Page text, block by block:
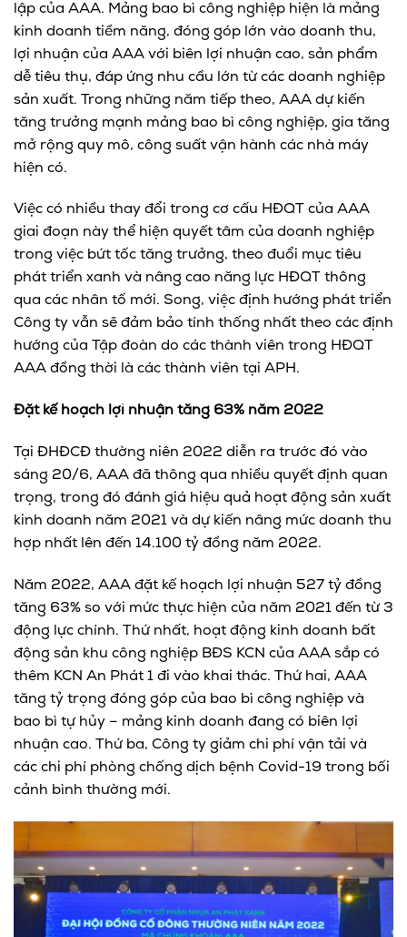
lập của AAA. Mảng bao bì công nghiệp hiện là mảng
kinh doanh tiềm năng, đóng góp lớn vào doanh thu,
lợi nhuận của AAA với biên lợi nhuận cao, sản phẩm
dễ tiêu thụ, đáp ứng nhu cầu lớn từ các doanh nghiệp
sản xuất. Trong những năm tiếp theo, AAA dự kiến
tăng trưởng mạnh mảng bao bì công nghiệp, gia tăng
mở rộng quy mô, công suất vận hành các nhà máy
hiện có.
Việc có nhiều thay đổi trong cơ cấu HĐQT của AAA
giai đoạn này thể hiện quyết tâm của doanh nghiệp
trong việc bứt tốc tăng trưởng, theo đuổi mục tiêu
phát triển xanh và nâng cao năng lực HĐQT thông
qua các nhân tố mới. Song, việc định hướng phát triển
Công ty vẫn sẽ đảm bảo tính thống nhất theo các định
hướng của Tập đoàn do các thành viên trong HĐQT
AAA đồng thời là các thành viên tại APH.
Đặt kế hoạch lợi nhuận tăng 63% năm 2022
Tại ĐHĐCĐ thường niên 2022 diễn ra trước đó vào
sáng 20/6, AAA đã thông qua nhiều quyết định quan
trọng, trong đó đánh giá hiệu quả hoạt động sản xuất
kinh doanh năm 2021 và dự kiến nâng mức doanh thu
hợp nhất lên đến 14.100 tỷ đồng năm 2022.
Năm 2022, AAA đặt kế hoạch lợi nhuận 527 tỷ đồng
tăng 63% so với mức thực hiện của năm 2021 đến từ 3
động lực chính. Thứ nhất, hoạt động kinh doanh bất
động sản khu công nghiệp BĐS KCN của AAA sắp có
thêm KCN An Phát 1 đi vào khai thác. Thứ hai, AAA
tăng tỷ trọng đóng góp của bao bì công nghiệp và
bao bì tự hủy – mảng kinh doanh đang có biên lợi
nhuận cao. Thứ ba, Công ty giảm chi phí vận tải và
các chi phí phòng chống dịch bệnh Covid-19 trong bối
cảnh bình thường mới.